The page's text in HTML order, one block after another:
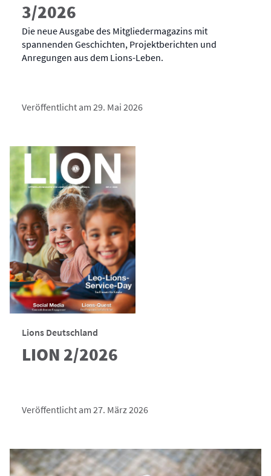
3/2026
Die neue Ausgabe des Mitgliedermagazins mit
spannenden Geschichten, Projektberichten und
Anregungen aus dem Lions-Leben.
Veröffentlicht am 29. Mai 2026
Lions Deutschland
LION 2/2026
Veröffentlicht am 27. März 2026